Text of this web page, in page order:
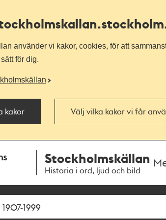
använder vi kakor, cookies, för att
för dig.
kakor Välj vilka kakor vi får
Stockholmskällan
Historia i ord, ljud och bild